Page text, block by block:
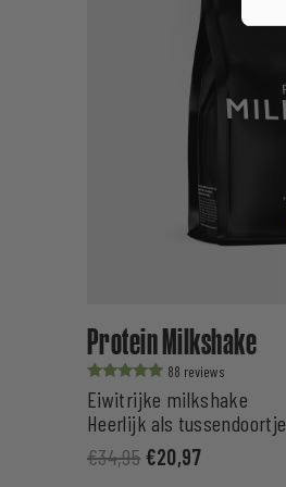
Protein Milkshake
Waardering
uit 5
88
Eiwitrijke milkshake
Heerlijk als tussendoortje
€34,95 €20,97